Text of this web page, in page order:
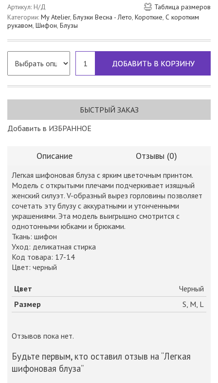
Таблица размеров
Артикул: Н/Д
Категории: My Atelier, Блузки Весна - Лето, Короткие, С коротким
рукавом, Шифон, Блузы
ДОБАВИТЬ В КОРЗИНУ
БЫСТРЫЙ ЗАКАЗ
Добавить в ИЗБРАННОЕ
Описание Отзывы (0)
Легкая шифоновая блуза с ярким цветочным принтом.
Модель с открытыми плечами подчеркивает изящный
женский силуэт. V-образный вырез горловины позволяет
сочетать эту блузу с аккуратными и утонченными
украшениями. Эта модель выигрышно смотрится с
однотонными юбками и брюками.
Ткань: шифон
Уход: деликатная стирка
Код товара: 17-14
Цвет: черный
Цвет
Черный
Размер
S, M, L
Отзывов пока нет.
Будьте первым, кто оставил отзыв на “Легкая
шифоновая блуза”